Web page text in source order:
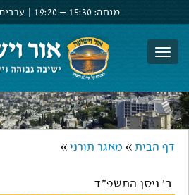
מנחה: 15:30 –
19:20
דף הבית » מאגר תורני »
ב' ניסן התשפ"ד